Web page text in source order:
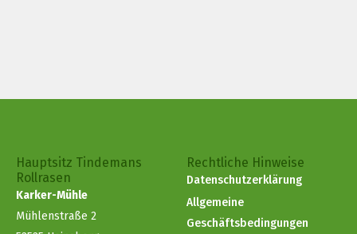
Hauptsitz Tindemans
Rollrasen
Karker-Mühle
Mühlenstraße 2
Rechtliche Hinweise
Datenschutzerklärung
Allgemeine
Geschäftsbedingungen